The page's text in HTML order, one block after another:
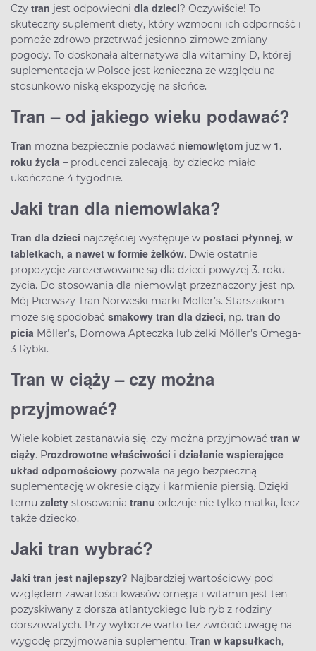
Czy tran jest odpowiedni dla dzieci? Oczywiście! To
skuteczny suplement diety, który wzmocni ich odporność i
pomoże zdrowo przetrwać jesienno-zimowe zmiany
pogody. To doskonała alternatywa dla witaminy D, której
suplementacja w Polsce jest konieczna ze względu na
stosunkowo niską ekspozycję na słońce.
Tran – od jakiego wieku podawać?
Tran można bezpiecznie podawać niemowlętom już w 1.
roku życia – producenci zalecają, by dziecko miało
ukończone 4 tygodnie.
Jaki tran dla niemowlaka?
Tran dla dzieci najczęściej występuje w postaci płynnej, w
tabletkach, a nawet w formie żelków. Dwie ostatnie
propozycje zarezerwowane są dla dzieci powyżej 3. roku
życia. Do stosowania dla niemowląt przeznaczony jest np.
Mój Pierwszy Tran Norweski marki Möller’s. Starszakom
może się spodobać smakowy tran dla dzieci, np. tran do
picia Möller’s, Domowa Apteczka lub żelki Möller’s Omega-
3 Rybki.
Tran w ciąży – czy można
przyjmować?
Wiele kobiet zastanawia się, czy można przyjmować tran w
ciąży. Prozdrowotne właściwości i działanie wspierające
układ odpornościowy pozwala na jego bezpieczną
suplementację w okresie ciąży i karmienia piersią. Dzięki
temu zalety stosowania tranu odczuje nie tylko matka, lecz
także dziecko.
Jaki tran wybrać?
Jaki tran jest najlepszy? Najbardziej wartościowy pod
względem zawartości kwasów omega i witamin jest ten
pozyskiwany z dorsza atlantyckiego lub ryb z rodziny
dorszowatych. Przy wyborze warto też zwrócić uwagę na
wygodę przyjmowania suplementu. Tran w kapsułkach,